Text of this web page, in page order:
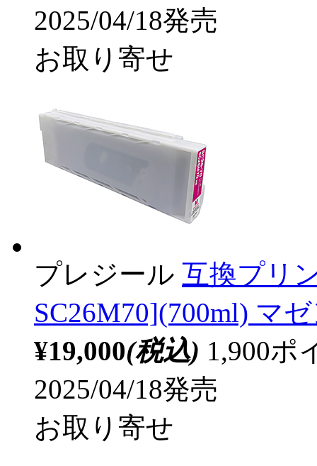
2025/04/18発売
お取り寄せ
プレジール 互換プリ
SC26M70](700ml) マ
¥19,000(税込) 1,900ポ
2025/04/18発売
お取り寄せ